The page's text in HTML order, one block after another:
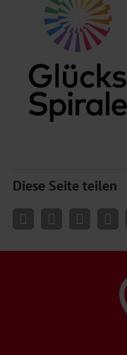
Diese Seite teilen